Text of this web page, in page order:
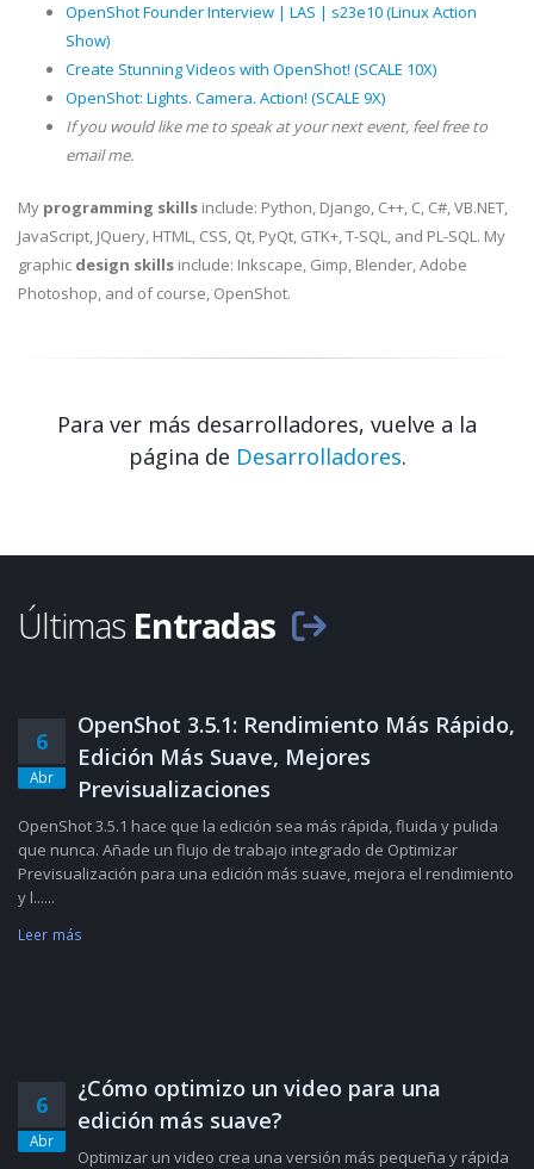
OpenShot Founder Interview | LAS | s23e10 (Linux Action
Show)
Create Stunning Videos with OpenShot! (SCALE 10X)
OpenShot: Lights. Camera. Action! (SCALE 9X)
If you would like me to speak at your next event, feel free to
email me.
My programming skills include: Python, Django, C++, C, C#, VB.NET,
JavaScript, JQuery, HTML, CSS, Qt, PyQt, GTK+, T-SQL, and PL-SQL. My
graphic design skills include: Inkscape, Gimp, Blender, Adobe
Photoshop, and of course, OpenShot.
Para ver más desarrolladores, vuelve a la
página de Desarrolladores.
Últimas Entradas
6
Abr
OpenShot 3.5.1: Rendimiento Más Rápido,
Edición Más Suave, Mejores
Previsualizaciones
OpenShot 3.5.1 hace que la edición sea más rápida, fluida y pulida
que nunca. Añade un flujo de trabajo integrado de Optimizar
Previsualización para una edición más suave, mejora el rendimiento
y l......
Leer más
6
Abr
¿Cómo optimizo un video para una
edición más suave?
Optimizar un video crea una versión más pequeña y rápida